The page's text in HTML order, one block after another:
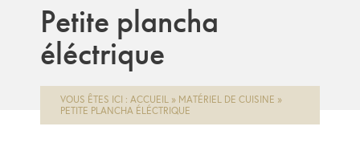
Petite plancha
éléctrique
VOUS ÊTES ICI : ACCUEIL » MATÉRIEL DE CUISINE »
PETITE PLANCHA ÉLÉCTRIQUE